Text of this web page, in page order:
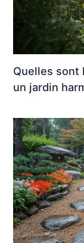
Quelles sont
un jardin